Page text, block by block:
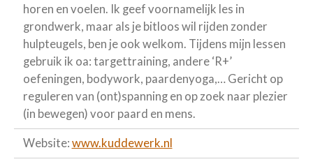
horen en voelen. Ik geef voornamelijk les in
grondwerk, maar als je bitloos wil rijden zonder
hulpteugels, ben je ook welkom. Tijdens mijn lessen
gebruik ik oa: targettraining, andere ‘R+’
oefeningen, bodywork, paardenyoga,… Gericht op
reguleren van (ont)spanning en op zoek naar plezier
(in bewegen) voor paard en mens.
Website: www.kuddewerk.nl